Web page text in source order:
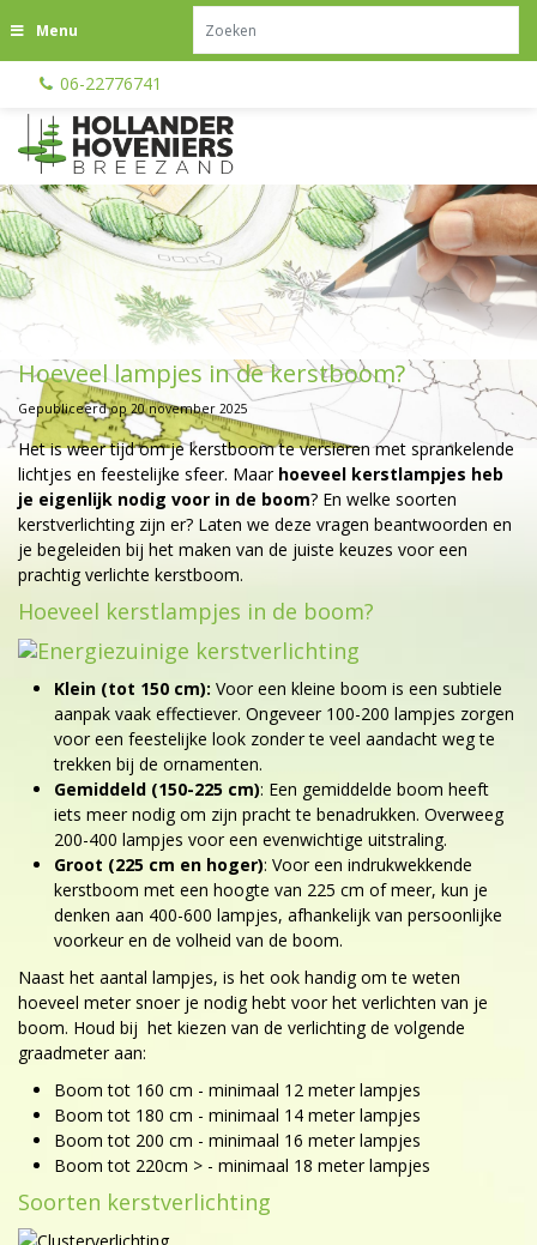
n
o
n
t
e
n
Menu
06-22776741
Hoeveel lampjes in de kerstboom?
Gepubliceerd op 20 november 2025
Het is weer tijd om je kerstboom te versieren met sprankelende
lichtjes en feestelijke sfeer. Maar hoeveel kerstlampjes heb
je eigenlijk nodig voor in de boom? En welke soorten
kerstverlichting zijn er? Laten we deze vragen beantwoorden en
je begeleiden bij het maken van de juiste keuzes voor een
prachtig verlichte kerstboom.
Hoeveel kerstlampjes in de boom?
Klein (tot 150 cm): Voor een kleine boom is een subtiele
aanpak vaak effectiever. Ongeveer 100-200 lampjes zorgen
voor een feestelijke look zonder te veel aandacht weg te
trekken bij de ornamenten.
Gemiddeld (150-225 cm): Een gemiddelde boom heeft
iets meer nodig om zijn pracht te benadrukken. Overweeg
200-400 lampjes voor een evenwichtige uitstraling.
Groot (225 cm en hoger): Voor een indrukwekkende
kerstboom met een hoogte van 225 cm of meer, kun je
denken aan 400-600 lampjes, afhankelijk van persoonlijke
voorkeur en de volheid van de boom.
Naast het aantal lampjes, is het ook handig om te weten
hoeveel meter snoer je nodig hebt voor het verlichten van je
boom. Houd bij het kiezen van de verlichting de volgende
graadmeter aan:
Boom tot 160 cm - minimaal 12 meter lampjes
Boom tot 180 cm - minimaal 14 meter lampjes
Boom tot 200 cm - minimaal 16 meter lampjes
Boom tot 220cm > - minimaal 18 meter lampjes
Soorten kerstverlichting